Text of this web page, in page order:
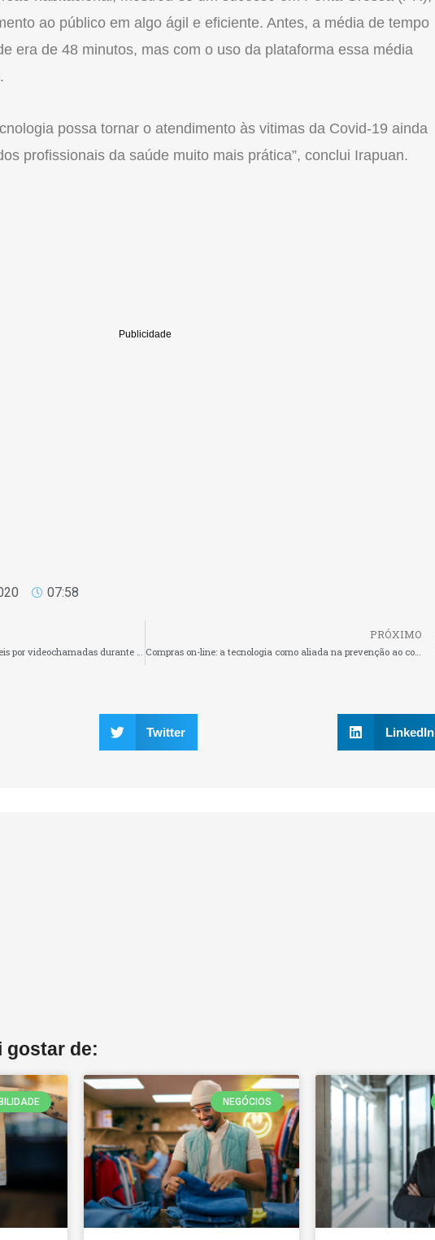
ao público em algo ágil e eficiente. Antes, a média de tempo
era de 48 minutos, mas com o uso da plataforma essa média
possa tornar o atendimento às vitimas da Covid-19 ainda
profissionais da saúde muito mais prática”, conclui Irapuan.
07:58
RuaDois oferece visitas a imóveis por videochamadas durante crise de Coronavírus
PRÓXIMO
Compras on-line: a tecnologia como aliada na prevenção ao coronavírus
Twitter LinkedIn
gostar de:
NEGÓCIOS